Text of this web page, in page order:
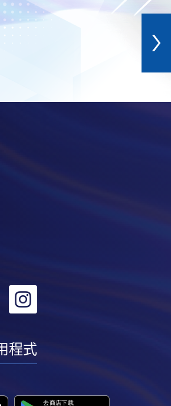
转
instagram
程式